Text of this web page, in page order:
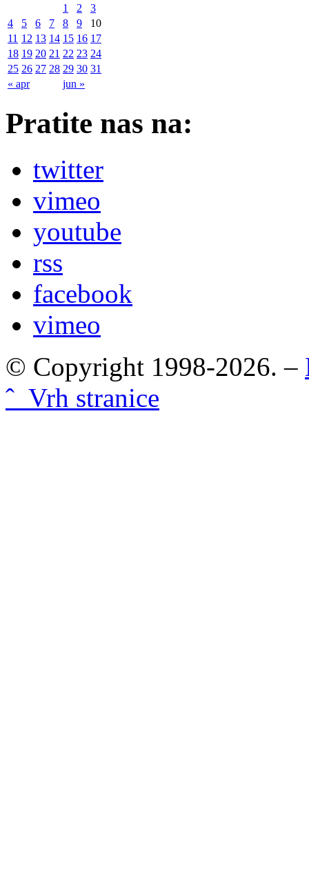
« apr jun »
1 2
3
4
5 6 7 8 9
10
11 12 13 14 15 16 17
18 19 20 21 22 23 24
25 26 27 28 29 30 31
Pratite nas na:
twitter
vimeo
youtube
rss
facebook
vimeo
© Copyright 1998-2026. –
ˆ Vrh stranice